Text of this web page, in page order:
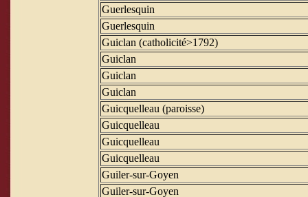
Guerlesquin
Guerlesquin
Guiclan (catholicité>1792)
Guiclan
Guiclan
Guiclan
Guicquelleau (paroisse)
Guicquelleau
Guicquelleau
Guicquelleau
Guiler-sur-Goyen
Guiler-sur-Goyen